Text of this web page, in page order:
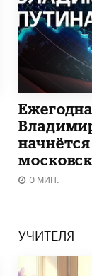
0 МИН.
УЧИТЕЛЯ